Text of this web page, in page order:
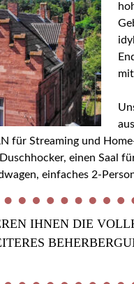
für Streaming und
einen Saal
einfaches 2-
IHNEN DIE